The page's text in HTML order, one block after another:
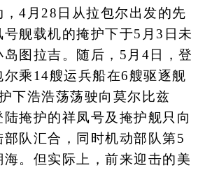
，4月28日从拉包尔出发的先
舰载机的掩护下于5月3日未
图拉吉。随后，5月4日，登
尔乘14艘运兵船在6艘驱逐舰
下浩浩荡荡驶向莫尔比兹
掩护的祥凤号及掩护舰只向
队汇合，同时机动部队第5
。但实际上，前来迎击的美